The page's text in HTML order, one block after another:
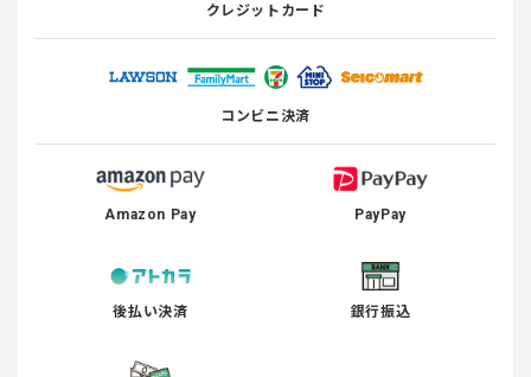
クレジットカード
コンビニ決済
Amazon Pay PayPay
後払い決済 銀行振込